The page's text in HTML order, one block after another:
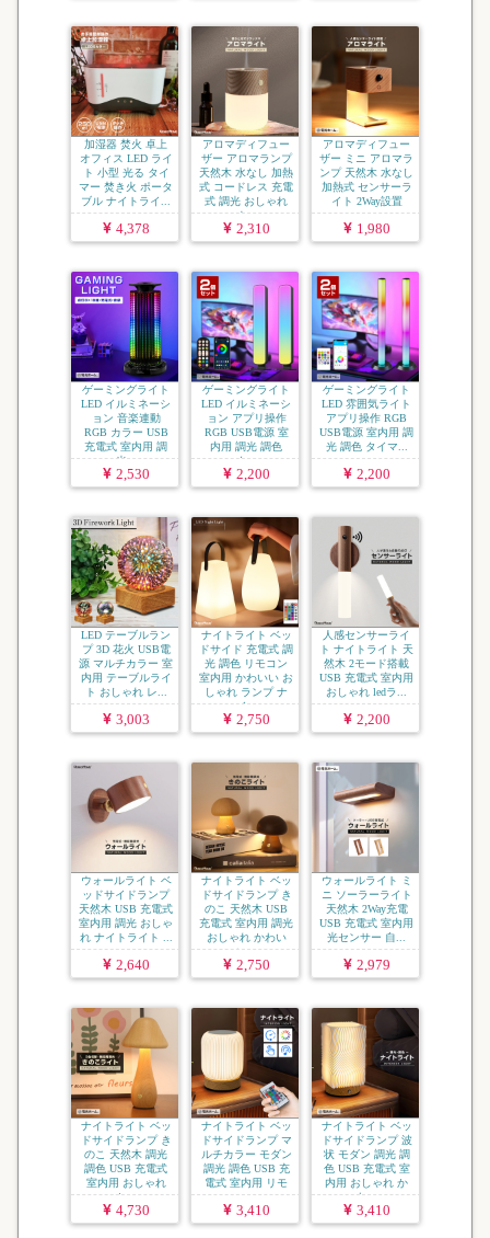
加湿器 焚火 卓上
オフィス LED ライ
ト 小型 光る タイ
マー 焚き火 ポータ
ブル ナイトライ...
4,378
アロマディフュー
ザー アロマランプ
天然木 水なし 加熱
式 コードレス 充電
式 調光 おしゃれ
ナ...
2,310
アロマディフュー
ザー ミニ アロマラ
ンプ 天然木 水なし
加熱式 センサーラ
イト 2Way設置
コ...
1,980
ゲーミングライト
LED イルミネーシ
ョン 音楽連動
RGB カラー USB
充電式 室内用 調
光...
2,530
ゲーミングライト
LED イルミネーシ
ョン アプリ操作
RGB USB電源 室
内用 調光 調色
タ...
2,200
ゲーミングライト
LED 雰囲気ライト
アプリ操作 RGB
USB電源 室内用 調
光 調色 タイマ...
2,200
LED テーブルラン
プ 3D 花火 USB電
源 マルチカラー 室
内用 テーブルライ
ト おしゃれ レ...
3,003
ナイトライト ベッ
ドサイド 充電式 調
光 調色 リモコン
室内用 かわいい お
しゃれ ランプ ナ
イ...
2,750
人感センサーライ
ト ナイトライト 天
然木 2モード搭載
USB 充電式 室内用
おしゃれ ledラ...
2,200
ウォールライト ベ
ッドサイドランプ
天然木 USB 充電式
室内用 調光 おしゃ
れ ナイトライト ...
2,640
ナイトライト ベッ
ドサイドランプ き
のこ 天然木 USB
充電式 室内用 調光
おしゃれ かわい
い...
2,750
ウォールライト ミ
ニ ソーラーライト
天然木 2Way充電
USB 充電式 室内用
光センサー 自...
2,979
ナイトライト ベッ
ドサイドランプ き
のこ 天然木 調光
調色 USB 充電式
室内用 おしゃれ
か...
4,730
ナイトライト ベッ
ドサイドランプ マ
ルチカラー モダン
調光 調色 USB 充
電式 室内用 リモ
コ...
3,410
ナイトライト ベッ
ドサイドランプ 波
状 モダン 調光 調
色 USB 充電式 室
内用 おしゃれ か
わ...
3,410